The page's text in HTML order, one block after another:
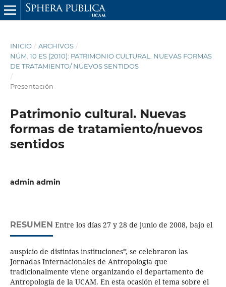
INICIO / ARCHIVOS /
NÚM. 10 ES (2010): PATRIMONIO CULTURAL. NUEVAS FORMAS
DE TRATAMIENTO/ NUEVOS SENTIDOS
/
Presentación
Patrimonio cultural. Nuevas
formas de tratamiento/nuevos
sentidos
admin admin
RESUMEN Entre los días 27 y 28 de junio de 2008, bajo el
auspicio de distintas instituciones*, se celebraron las
Jornadas Internacionales de Antropología que
tradicionalmente viene organizando el departamento de
Antropología de la UCAM. En esta ocasión el tema sobre el